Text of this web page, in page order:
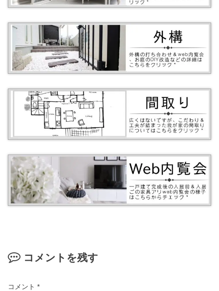
コメントを残す
コメント*